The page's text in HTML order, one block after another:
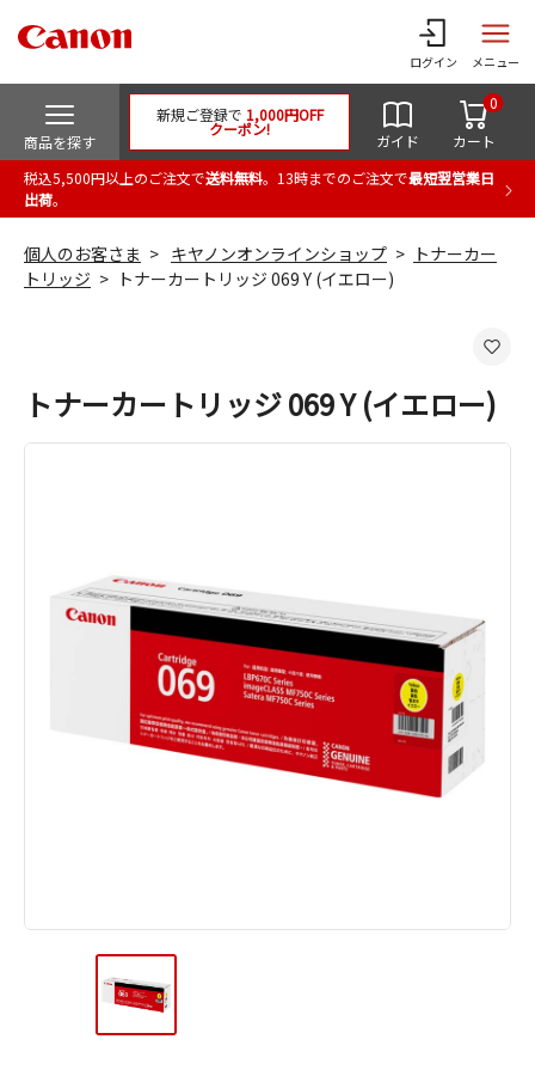
ログイン メニュー
商品を探す
新規ご登録で 1,000円OFF
クーポン!
ガイド カート
0
税込5,500円以上のご注文で送料無料。13時までのご注文で最短翌営業日
出荷。
個人のお客さま キヤノンオンラインショップ
トナーカー
トリッジ
トナーカートリッジ 069 Y (イエロー)
トナーカートリッジ 069 Y (イエロー)